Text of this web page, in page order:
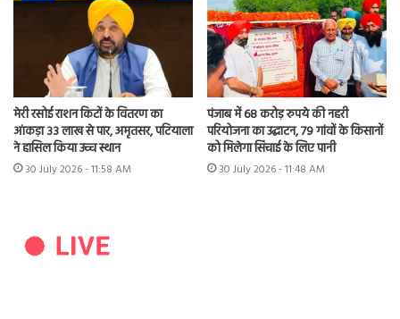
मेरी रसोई राशन किटों के वितरण का
आंकड़ा 33 लाख से पार, अमृतसर, पटियाला
ने हासिल किया उच्च स्थान
30 July 2026 - 11:58 AM
पंजाब में 68 करोड़ रुपये की नहरी
परियोजना का उद्घाटन, 79 गांवों के किसानों
को मिलेगा सिंचाई के लिए पानी
30 July 2026 - 11:48 AM